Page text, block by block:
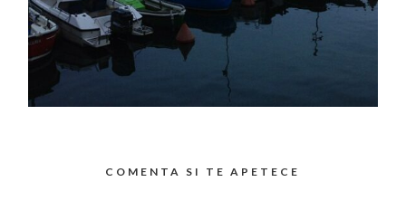
COMENTA SI TE APETECE